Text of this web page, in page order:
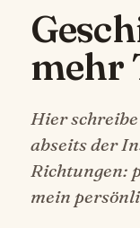
mehr
Hier
abseits der
Richtungen:
mein